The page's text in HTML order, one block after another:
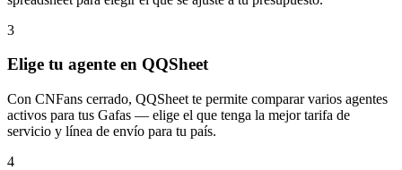
3
Elige tu agente en QQSheet
Con CNFans cerrado, QQSheet te permite comparar varios agentes
activos para tus Gafas — elige el que tenga la mejor tarifa de
servicio y línea de envío para tu país.
4